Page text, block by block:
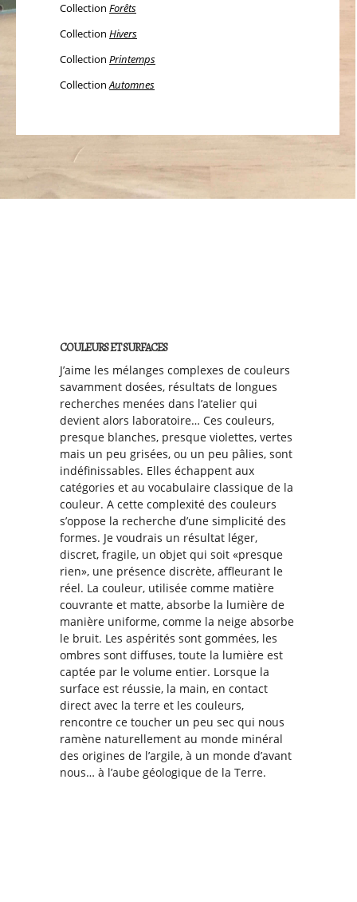
Collection Forêts
Collection Hivers
Collection Printemps
Collection Automnes
COULEURS ET SURFACES
J’aime les mélanges complexes de couleurs
savamment dosées, résultats de longues
recherches menées dans l’atelier qui
devient alors laboratoire… Ces couleurs,
presque blanches, presque violettes, vertes
mais un peu grisées, ou un peu pâlies, sont
indéfinissables. Elles échappent aux
catégories et au vocabulaire classique de la
couleur. A cette complexité des couleurs
s’oppose la recherche d’une simplicité des
formes. Je voudrais un résultat léger,
discret, fragile, un objet qui soit «presque
rien», une présence discrète, affleurant le
réel. La couleur, utilisée comme matière
couvrante et matte, absorbe la lumière de
manière uniforme, comme la neige absorbe
le bruit. Les aspérités sont gommées, les
ombres sont diffuses, toute la lumière est
captée par le volume entier. Lorsque la
surface est réussie, la main, en contact
direct avec la terre et les couleurs,
rencontre ce toucher un peu sec qui nous
ramène naturellement au monde minéral
des origines de l’argile, à un monde d’avant
nous… à l’aube géologique de la Terre.